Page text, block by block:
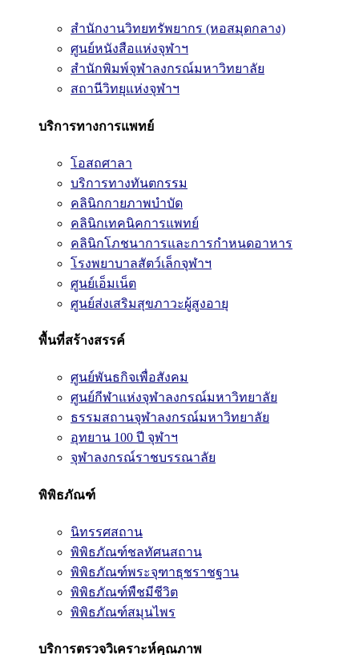
สำนักงานวิทยทรัพยากร (หอสมุดกลาง)
ศูนย์หนังสือแห่งจุฬาฯ
สำนักพิมพ์จุฬาลงกรณ์มหาวิทยาลัย
สถานีวิทยุแห่งจุฬาฯ
บริการทางการแพทย์
โอสถศาลา
บริการทางทันตกรรม
คลินิกกายภาพบำบัด
คลินิกเทคนิคการแพทย์
คลินิกโภชนาการและการกำหนดอาหาร
โรงพยาบาลสัตว์เล็กจุฬาฯ
ศูนย์เอ็มเน็ต
ศูนย์ส่งเสริมสุขภาวะผู้สูงอายุ
พื้นที่สร้างสรรค์
ศูนย์พันธกิจเพื่อสังคม
ศูนย์กีฬาแห่งจุฬาลงกรณ์มหาวิทยาลัย
ธรรมสถานจุฬาลงกรณ์มหาวิทยาลัย
อุทยาน 100 ปี จุฬาฯ
จุฬาลงกรณ์ราชบรรณาลัย
พิพิธภัณฑ์
นิทรรศสถาน
พิพิธภัณฑ์ชลทัศนสถาน
พิพิธภัณฑ์พระจุฑาธุชราชฐาน
พิพิธภัณฑ์พืชมีชีวิต
พิพิธภัณฑ์สมุนไพร
บริการตรวจวิเคราะห์คุณภาพ